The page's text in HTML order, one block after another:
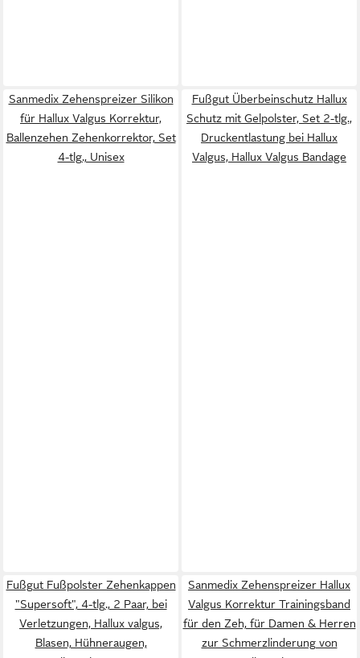
Sanmedix Zehenspreizer Silikon
für Hallux Valgus Korrektur,
Ballenzehen Zehenkorrektor, Set
4-tlg., Unisex
Fußgut Überbeinschutz Hallux
Schutz mit Gelpolster, Set 2-tlg.,
Druckentlastung bei Hallux
Valgus, Hallux Valgus Bandage
Fußgut Fußpolster Zehenkappen
"Supersoft", 4-tlg., 2 Paar, bei
Verletzungen, Hallux valgus,
Blasen, Hühneraugen,
Sanmedix Zehenspreizer Hallux
Valgus Korrektur Trainingsband
für den Zeh, für Damen & Herren
zur Schmerzlinderung von